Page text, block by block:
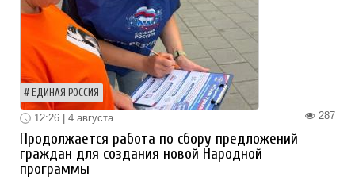
ЕДИНАЯ РОССИЯ
287
12:26 | 4 августа
Продолжается работа по сбору предложений
граждан для создания новой Народной
программы